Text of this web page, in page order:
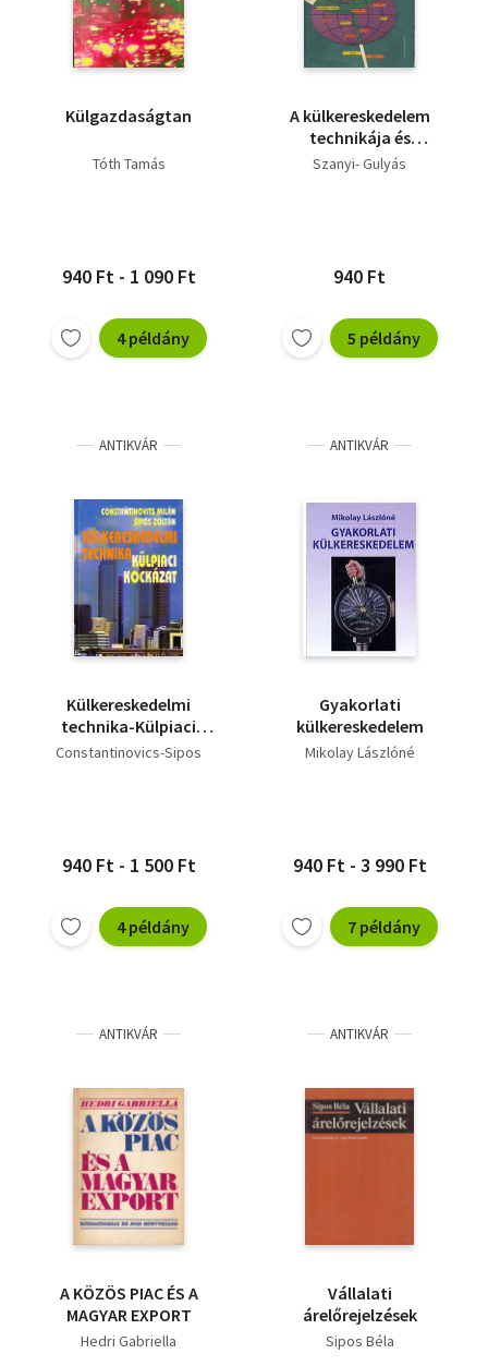
Külgazdaságtan
Tóth Tamás
940 Ft - 1 090 Ft
4 példány
A külkereskedelem
technikája és
szervezése
Szanyi- Gulyás
940 Ft
5 példány
ANTIKVÁR
Külkereskedelmi
technika-Külpiaci
kockázat
Constantinovics-Sipos
940 Ft - 1 500 Ft
4 példány
ANTIKVÁR
Gyakorlati
külkereskedelem
Mikolay Lászlóné
940 Ft - 3 990 Ft
7 példány
ANTIKVÁR
A KÖZÖS PIAC ÉS A
MAGYAR EXPORT
Hedri Gabriella
ANTIKVÁR
Vállalati
árelőrejelzések
Sipos Béla